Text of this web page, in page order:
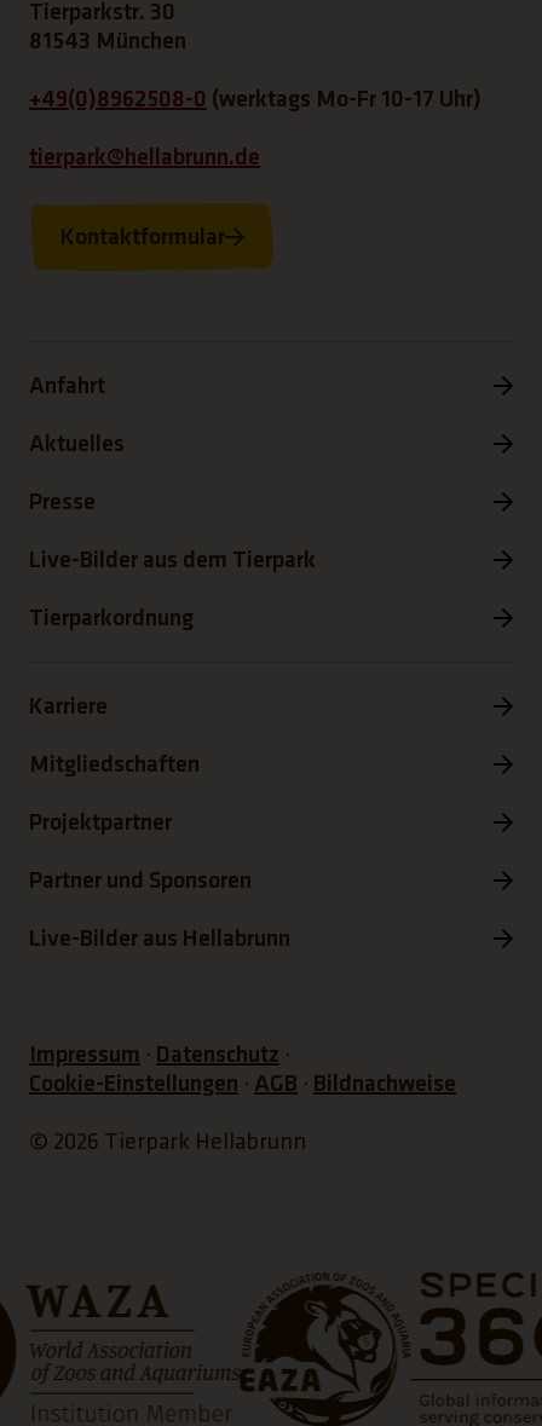
Tierparkstr. 30
81543 München
+49(0)8962508-0 (werktags Mo-Fr 10-17 Uhr)
tierpark@hellabrunn.de
Kontaktformular
Anfahrt
Aktuelles
Presse
Live-Bilder aus dem Tierpark
Tierparkordnung
Karriere
Mitgliedschaften
Projektpartner
Partner und Sponsoren
Live-Bilder aus Hellabrunn
Impressum
Datenschutz
Cookie-Einstellungen
AGB Bildnachweise
© 2026 Tierpark Hellabrunn